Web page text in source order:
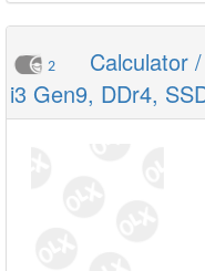
2
Calculator
i3 Gen9, DDr4,